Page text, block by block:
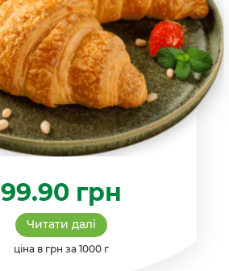
99.90 грн
Читати далі
ціна в грн за 1000 г